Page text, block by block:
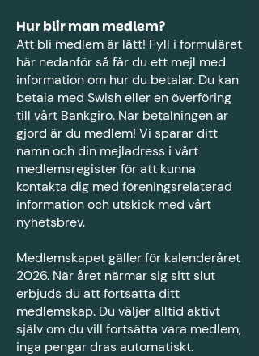
Hur blir man medlem?
Att bli medlem är lätt! Fyll i formuläret
här nedanför så får du ett mejl med
information om hur du betalar. Du kan
betala med Swish eller en överföring
till vårt Bankgiro. När betalningen är
gjord är du medlem! Vi sparar ditt
namn och din mejladress i vårt
medlemsregister för att kunna
kontakta dig med föreningsrelaterad
information och utskick med vårt
nyhetsbrev.
Medlemskapet gäller för kalenderåret
2026. När året närmar sig sitt slut
erbjuds du att fortsätta ditt
medlemskap. Du väljer alltid aktivt
själv om du vill fortsätta vara medlem,
inga pengar dras automatiskt.